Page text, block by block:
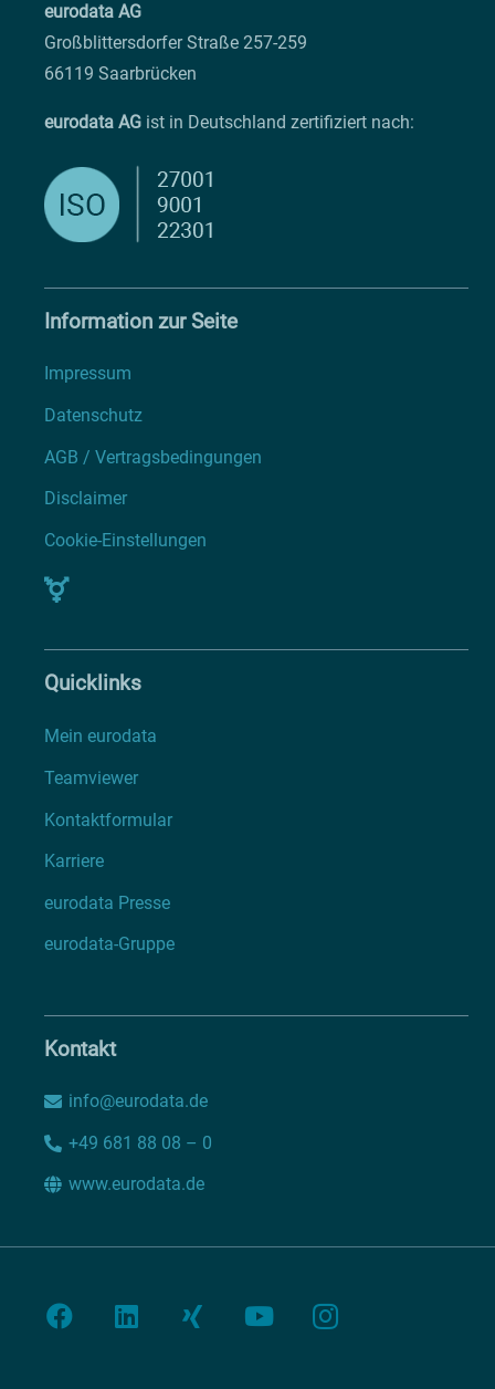
eurodata AG
Großblittersdorfer Straße 257-259
66119 Saarbrücken
eurodata AG ist in Deutschland zertifiziert nach:
Information zur Seite
Impressum
Datenschutz
AGB / Vertragsbedingungen
Disclaimer
Cookie-Einstellungen
Quicklinks
Mein eurodata
Teamviewer
Kontaktformular
Karriere
eurodata Presse
eurodata-Gruppe
Kontakt
info@eurodata.de
+49 681 88 08 – 0
www.eurodata.de